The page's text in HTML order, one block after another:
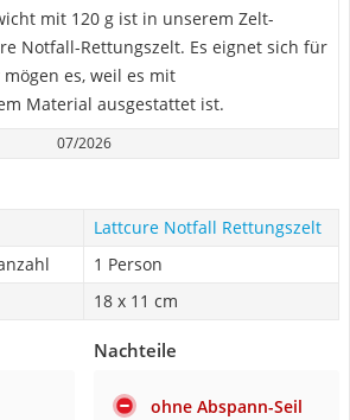
mit 120 g ist in unserem Zelt-
Notfall-Rettungszelt. Es eignet sich für
es, weil es mit
Material ausgestattet ist.
07/2026
Lattcure Notfall Rettungszelt
1 Person
18 x 11 cm
Nachteile
ohne Abspann-Seil